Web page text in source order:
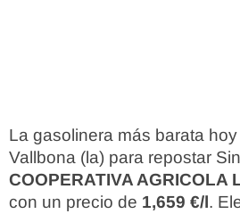
La gasolinera más barata
Vallbona (la) para repostar
COOPERATIVA AGRICOLA
con un precio de 1,659 €/l.